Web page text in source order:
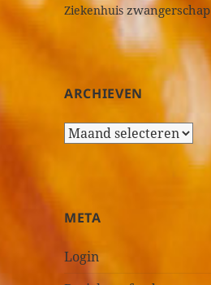
Ziekenhuis zwangerschap
ARCHIEVEN
A
i
v
META
Login